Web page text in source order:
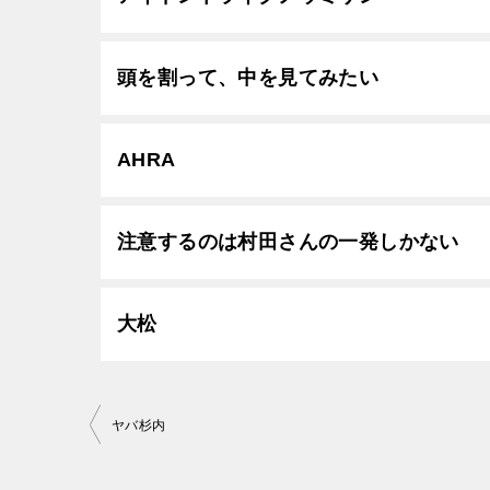
頭を割って、中を見てみたい
AHRA
注意するのは村田さんの一発しかない
大松
投
ヤバ杉内